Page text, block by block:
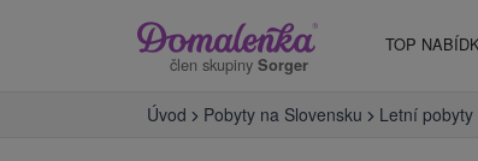
člen skupiny Sorger
TOP
Úvod Pobyty na Slovensku Letní pobyty